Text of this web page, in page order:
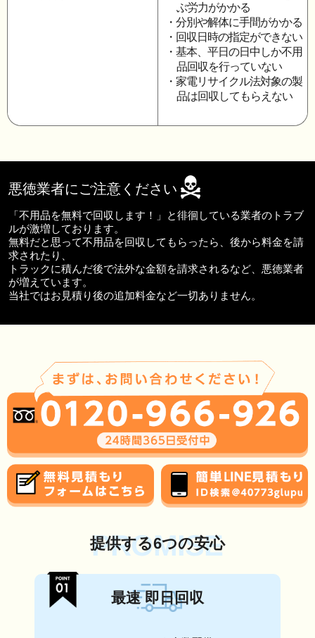
ぶ労力がかかる
・分別や解体に手間がかかる
・回収日時の指定ができない
・基本、平日の日中しか不用
品回収を行っていない
・家電リサイクル法対象の製
品は回収してもらえない
悪徳業者にご注意ください
「不用品を無料で回収します！」と徘徊している業者のトラブ
ルが激増しております。
無料だと思って不用品を回収してもらったら、後から料金を請
求されたり、
トラックに積んだ後で法外な金額を請求されるなど、悪徳業者
が増えています。
当社ではお見積り後の追加料金など一切ありません。
PROMISE
提供する6つの安心
最速 即日回収